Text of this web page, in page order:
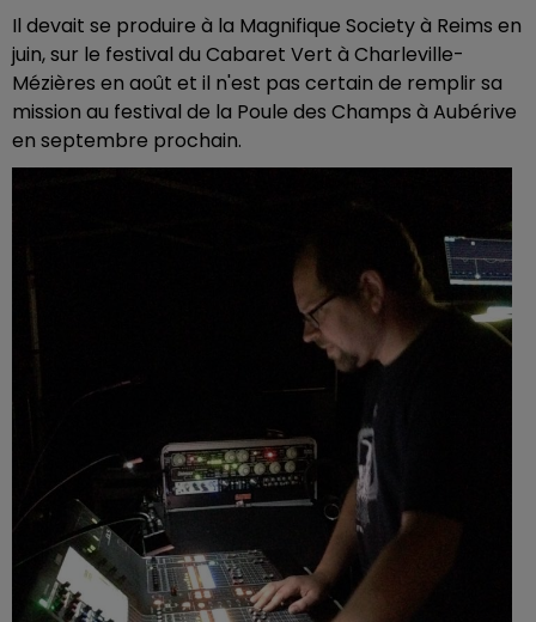
Il devait se produire à la Magnifique Society à Reims en
juin, sur le festival du Cabaret Vert à Charleville-
Mézières en août et il n'est pas certain de remplir sa
mission au festival de la Poule des Champs à Aubérive
en septembre prochain.